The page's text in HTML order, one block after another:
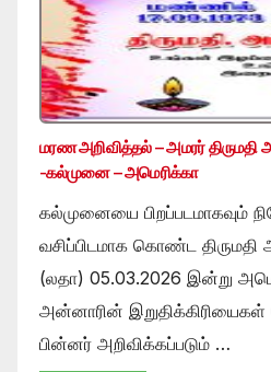
மரண அறிவித்தல் – அமரர் திருமதி
-கல்முனை – அமெரிக்கா
கல்முனையை பிறப்படமாகவும்
வசிப்பிடமாக கொண்ட திருமதி
(லதா) 05.03.2026 இன்று
அன்னாரின்
பின்னர் அறிவிக்கப்படும் …